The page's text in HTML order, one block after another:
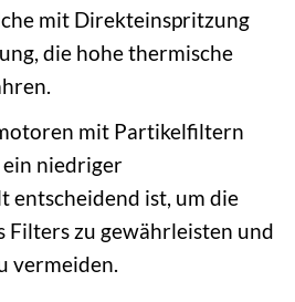
mit Direkteinspritzung
die hohe thermische
mit Partikelfiltern
ein niedriger
entscheidend ist, um die
Filters zu gewährleisten und
vermeiden.